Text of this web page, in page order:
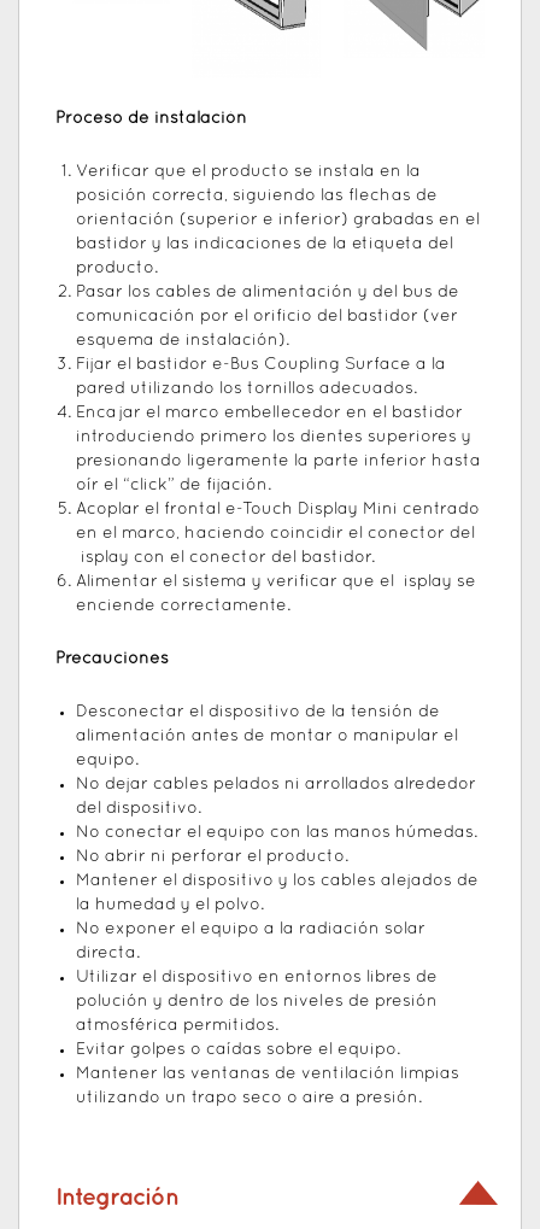
Proceso de instalación
Verificar que el producto se instala en la
posición correcta, siguiendo las flechas de
orientación (superior e inferior) grabadas en el
bastidor y las indicaciones de la etiqueta del
producto.
Pasar los cables de alimentación y del bus de
comunicación por el orificio del bastidor (ver
esquema de instalación).
Fijar el bastidor e-Bus Coupling Surface a la
pared utilizando los tornillos adecuados.
Encajar el marco embellecedor en el bastidor
introduciendo primero los dientes superiores y
presionando ligeramente la parte inferior hasta
oír el “click” de fijación.
Acoplar el frontal e-Touch Display Mini centrado
en el marco, haciendo coincidir el conector del
isplay con el conector del bastidor.
Alimentar el sistema y verificar que el isplay se
enciende correctamente.
Precauciones
Desconectar el dispositivo de la tensión de
alimentación antes de montar o manipular el
equipo.
No dejar cables pelados ni arrollados alrededor
del dispositivo.
No conectar el equipo con las manos húmedas.
No abrir ni perforar el producto.
Mantener el dispositivo y los cables alejados de
la humedad y el polvo.
No exponer el equipo a la radiación solar
directa.
Utilizar el dispositivo en entornos libres de
polución y dentro de los niveles de presión
atmosférica permitidos.
Evitar golpes o caídas sobre el equipo.
Mantener las ventanas de ventilación limpias
utilizando un trapo seco o aire a presión.
Integración